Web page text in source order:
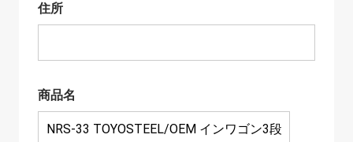
住所
商品名